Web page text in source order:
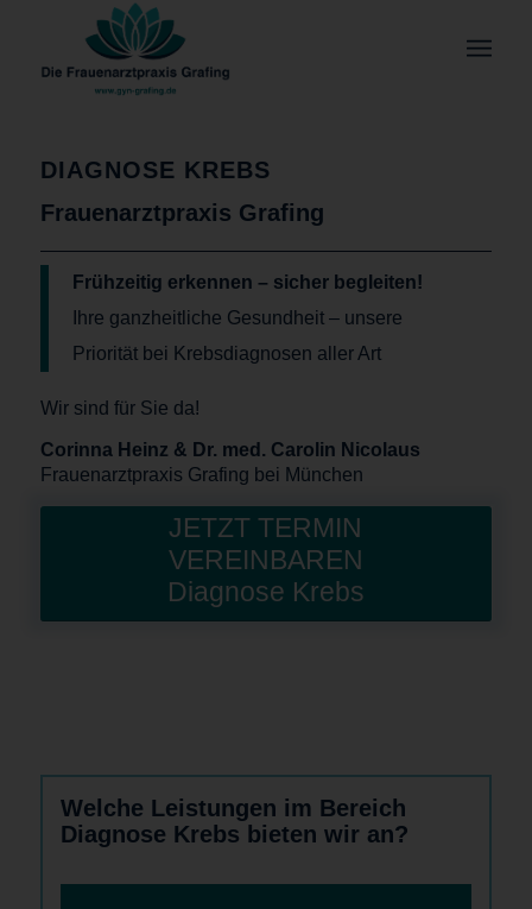
DIAGNOSE KREBS
Frauenarztpraxis Grafing
Frühzeitig erkennen – sicher begleiten!
Ihre ganzheitliche Gesundheit – unsere
Priorität bei Krebsdiagnosen aller Art
Wir sind für Sie da!
Corinna Heinz & Dr. med. Carolin Nicolaus
Frauenarztpraxis Grafing bei München
JETZT TERMIN
VEREINBAREN
Diagnose Krebs
Welche Leistungen im Bereich
Diagnose Krebs bieten wir an?